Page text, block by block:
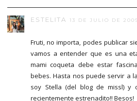
ESTELITA 13 DE JULIO DE
Fruti, no importa, podes publicar
vamos a entender que es una
mami coqueta debe estar
bebes. Hasta nos puede servir a
soy Stella (del blog de missl)
recientemente estrenadito!! Besos!